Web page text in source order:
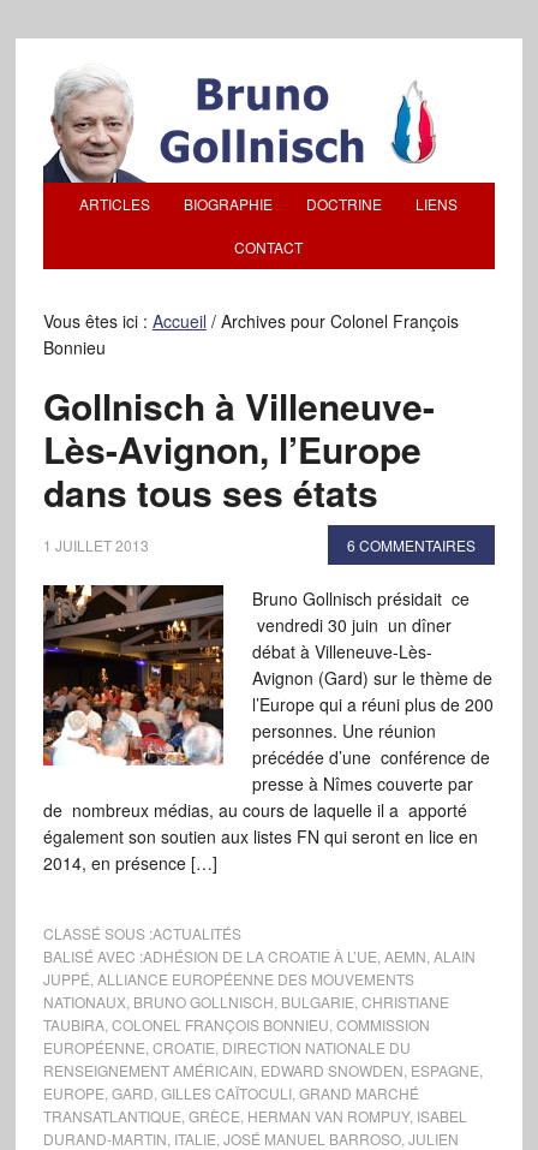
ARTICLES BIOGRAPHIE DOCTRINE LIENS
CONTACT
Vous êtes ici : Accueil /Archives pour Colonel François
Bonnieu
Gollnisch à Villeneuve-
Lès-Avignon, l’Europe
dans tous ses états
1 JUILLET 2013 6 COMMENTAIRES
Bruno Gollnisch présidait ce
vendredi 30 juin un dîner
débat à Villeneuve-Lès-
Avignon (Gard) sur le thème de
l’Europe qui a réuni plus de 200
personnes. Une réunion
précédée d’une conférence de
presse à Nîmes couverte par
de nombreux médias, au cours de laquelle il a apporté
également son soutien aux listes FN qui seront en lice en
2014, en présence […]
CLASSÉ SOUS :ACTUALITÉS
BALISÉ AVEC :ADHÉSION DE LA CROATIE À L’UE AEMN ALAIN
JUPPÉ ALLIANCE EUROPÉENNE DES MOUVEMENTS
NATIONAUX, BRUNO GOLLNISCH BULGARIE CHRISTIANE
TAUBIRA, COLONEL FRANÇOIS BONNIEU COMMISSION
EUROPÉENNE CROATIE DIRECTION NATIONALE DU
RENSEIGNEMENT AMÉRICAIN EDWARD SNOWDEN ESPAGNE
EUROPE GARD GILLES CAÏTOCULI, GRAND MARCHÉ
TRANSATLANTIQUE GRÈCE HERMAN VAN ROMPUY, ISABEL
DURAND-MARTIN ITALIE JOSÉ MANUEL BARROSO, JULIEN